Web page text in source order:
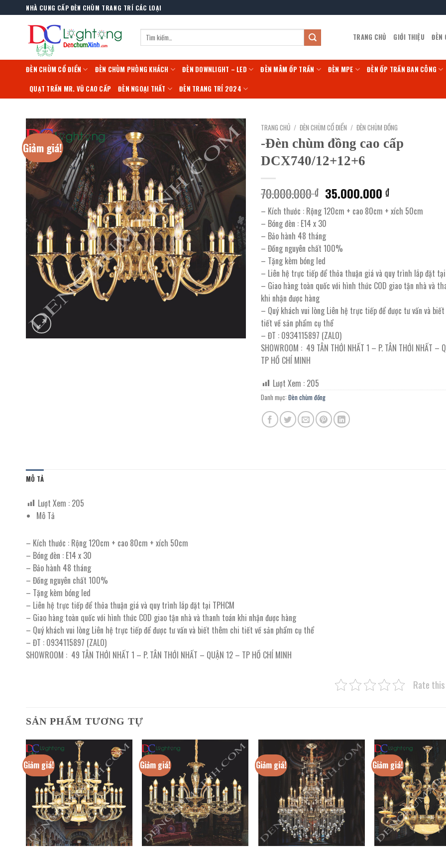
to
NHÀ CUNG CẤP ĐÈN CHÙM TRANG TRÍ CÁC LOẠI
Tìm
kiếm:
TRANG CHỦ GIỚI THIỆU ĐÈN
ĐÈN CHÙM CỔ ĐIỂN ĐÈN CHÙM PHÒNG KHÁCH ĐÈN DOWNLIGHT – LED ĐÈN MÂM ỐP TRẦN ĐÈN MPE ĐÈN ỐP TRẦN BAN CÔNG
QUẠT TRẦN MR. VŨ CAO CẤP ĐÈN NGOẠI THẤT ĐÈN TRANG TRÍ 2024
Giảm giá!
TRANG CHỦ / ĐÈN CHÙM CỔ ĐIỂN / ĐÈN CHÙM ĐỒNG
-Đèn chùm đồng cao cấp
DCX740/12+12+6
70.000.000₫ Giá
gốc
là:
70.000.000 ₫.
35.000.000₫Giá
hiện
tại
– Kích thước : Rộng 120cm + cao 80cm + xích 50cm
– Bóng đèn : E14 x 30
– Bảo hành 48 tháng
– Đồng nguyên chất 100%
– Tặng kèm bóng led
– Liên hệ trực tiếp để thỏa thuận giá và quy trình lắp đặt tại
– Giao hàng toàn quốc với hình thức COD giao tận nhà và
khi nhận được hàng
– Quý khách vui lòng Liên hệ trực tiếp để được tư vấn và
tiết về sản phẩm cụ thể
– ĐT : 0934115897 (ZALO)
SHOWROOM : 49 TÂN THỚI NHẤT 1 – P. TÂN THỚI NHẤT –
TP HỒ CHÍ MINH
Lượt Xem : 205
Danh mục: Đèn chùm đồng
MÔ TẢ
Lượt Xem : 205
Mô Tả
– Kích thước : Rộng 120cm + cao 80cm + xích 50cm
– Bóng đèn : E14 x 30
– Bảo hành 48 tháng
– Đồng nguyên chất 100%
– Tặng kèm bóng led
– Liên hệ trực tiếp để thỏa thuận giá và quy trình lắp đặt tại TPHCM
– Giao hàng toàn quốc với hình thức COD giao tận nhà và thanh toán khi nhận được hàng
– Quý khách vui lòng Liên hệ trực tiếp để được tư vấn và biết thêm chi tiết về sản phẩm cụ thể
– ĐT : 0934115897 (ZALO)
SHOWROOM : 49 TÂN THỚI NHẤT 1 – P. TÂN THỚI NHẤT – QUẬN 12 – TP HỒ CHÍ MINH
Rate
SẢN PHẨM TƯƠNG TỰ
Giảm giá! Giảm giá! Giảm giá! Giảm giá!